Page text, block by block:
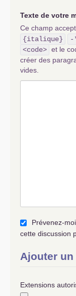
Texte de votre
Ce champ
{italique}
-
<code> et le
créer des
vides.
Prévenez-
cette discussion
Ajouter
Extensions